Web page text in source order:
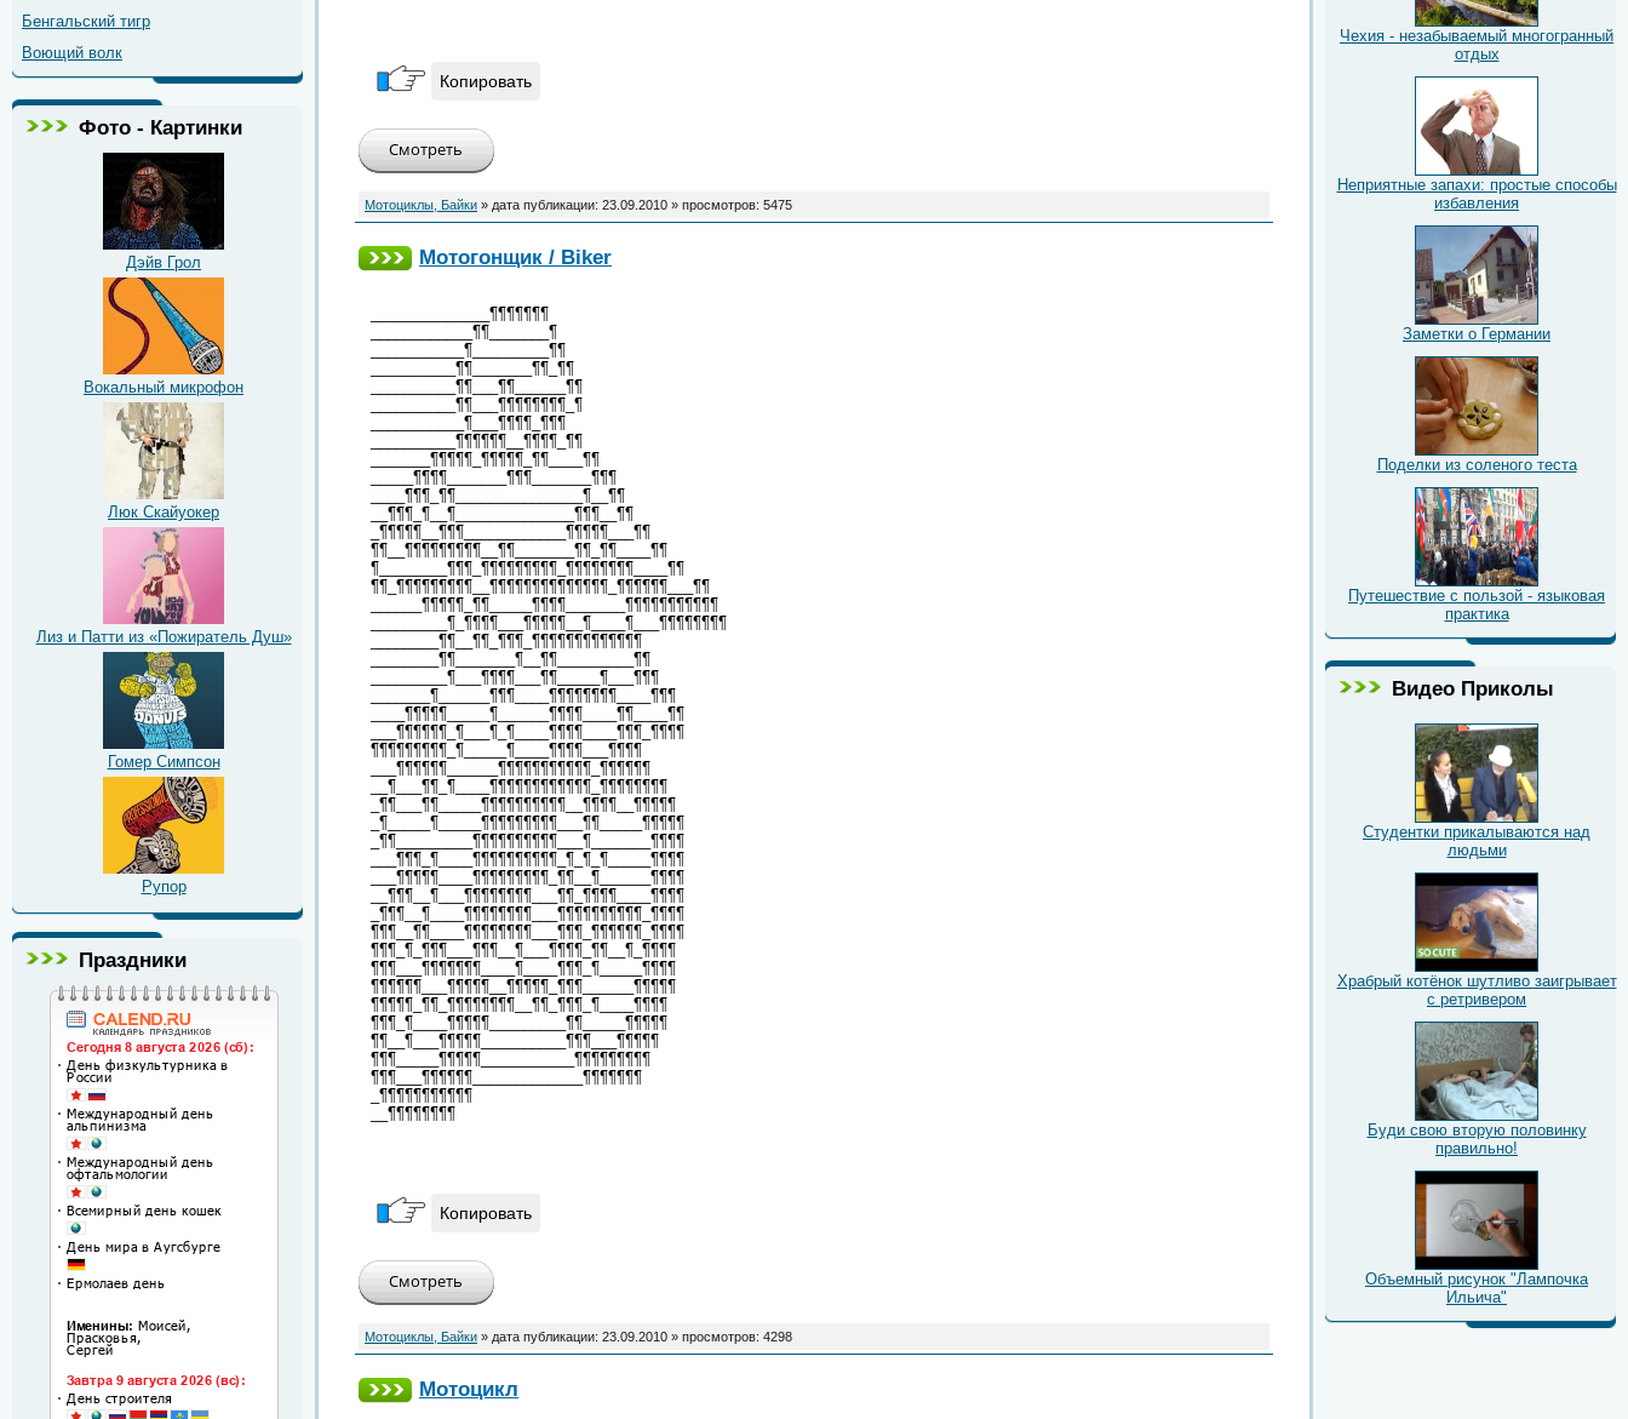
Бенгальский тигр
Воющий волк
Фото - Картинки
Дэйв Грол
Вокальный микрофон
Люк Скайуокер
Лиз и Патти из «Пожиратель Душ»
Гомер Симпсон
Рупор
Праздники
Копировать
Мотоциклы, Байки » дата публикации: 23.09.2010 » просмотров: 5475
Мотогонщик / Biker
______________¶¶¶¶¶¶¶
____________¶¶_______¶
___________¶_________¶¶
__________¶¶_______¶¶_¶¶
__________¶¶___¶¶______¶¶
__________¶¶___¶¶¶¶¶¶¶¶_¶
___________¶___¶¶¶¶_¶¶¶
__________¶¶¶¶¶¶__¶¶¶¶_¶¶
_______¶¶¶¶¶_¶¶¶¶¶_¶¶____¶¶
_____¶¶¶¶_______¶¶¶_______¶¶¶
____¶¶¶_¶¶_______________¶__¶¶
__¶¶¶_¶__¶______________¶¶¶__¶¶
_¶¶¶¶¶__¶¶¶____________¶¶¶¶¶___¶¶
¶¶__¶¶¶¶¶¶¶¶¶__¶¶_______¶¶_¶¶____¶¶
¶________¶¶¶_¶¶¶¶¶¶¶¶¶_¶¶¶¶¶¶¶¶____¶¶
¶¶_¶¶¶¶¶¶¶¶¶__¶¶¶¶¶¶¶¶¶¶¶¶¶¶_¶¶¶¶¶¶___¶¶
______¶¶¶¶¶_¶¶_____¶¶¶¶_______¶¶¶¶¶¶¶¶¶¶¶
_________¶_¶¶¶¶___¶¶¶¶¶__¶____¶___¶¶¶¶¶¶¶¶
________¶¶__¶¶_¶¶¶_¶¶¶¶¶¶¶¶¶¶¶¶¶
________¶¶_______¶__¶¶_________¶¶
_________¶___¶¶¶¶___¶¶_____¶___¶¶¶
_______¶______¶¶¶____¶¶¶¶¶¶¶¶____¶¶¶
____¶¶¶¶¶_____¶______¶¶¶¶____¶¶____¶¶
___¶¶¶¶¶¶_¶___¶_¶____¶¶¶¶____¶¶¶_¶¶¶¶
¶¶¶¶¶¶¶¶¶_¶_____¶____¶¶¶¶___¶¶¶¶
___¶¶¶¶¶¶______¶¶¶¶¶¶¶¶¶¶¶_¶¶¶¶¶¶
__¶___¶¶_¶____¶¶¶¶¶¶¶¶¶¶¶¶_¶¶¶¶¶¶¶¶
_¶¶___¶¶_____¶¶¶¶¶¶¶¶¶¶__¶¶¶¶__¶¶¶¶¶
_¶_____¶_____¶¶¶¶¶¶¶¶¶___¶¶_____¶¶¶¶¶
_¶¶_________¶¶¶¶¶¶¶¶¶¶___¶_______¶¶¶¶
___¶¶¶_¶____¶¶¶¶¶¶¶¶¶¶_¶_¶_¶_____¶¶¶¶
___¶¶¶¶¶____¶¶¶¶¶¶¶¶¶_¶¶__¶______¶¶¶¶
__¶¶¶__¶___¶¶¶¶¶¶¶¶___¶¶_¶¶¶¶____¶¶¶¶
_¶¶¶__¶____¶¶¶¶¶¶¶¶___¶¶¶¶¶¶¶¶¶¶_¶¶¶¶
¶¶¶__¶¶____¶¶¶¶¶¶¶¶___¶¶¶_¶¶¶¶¶¶_¶¶¶¶
¶¶¶_¶_¶¶¶___¶¶¶__¶___¶¶¶¶_¶¶__¶_¶¶¶¶
¶¶¶___¶¶¶¶¶¶¶____¶____¶¶¶_¶_____¶¶¶¶
¶¶¶¶¶¶___¶¶¶¶¶__¶¶¶¶¶_¶¶¶______¶¶¶¶¶
¶¶¶¶¶_¶¶_¶¶¶¶¶¶¶¶__¶¶_¶¶¶_¶____¶¶¶¶
¶¶¶_¶____¶¶¶¶¶_________¶¶_____¶¶¶¶¶
¶¶__¶___¶¶¶¶¶__________¶¶¶___¶¶¶¶¶
¶¶¶_____¶¶¶¶¶___________¶¶¶¶¶¶¶¶¶
¶¶¶___¶¶¶¶¶¶_____________¶¶¶¶¶¶¶
_¶¶¶¶¶¶¶¶¶¶¶
__¶¶¶¶¶¶¶¶
Копировать
Мотоциклы, Байки » дата публикации: 23.09.2010 » просмотров: 4298
Мотоцикл
Чехия - незабываемый многогранный
отдых
Неприятные запахи: простые способы
избавления
Заметки о Германии
Поделки из соленого теста
Путешествие с пользой - языковая
практика
Видео Приколы
Студентки прикалываются над
людьми
Храбрый котёнок шутливо заигрывает
с ретривером
Буди свою вторую половинку
правильно!
Объемный рисунок "Лампочка
Ильича"